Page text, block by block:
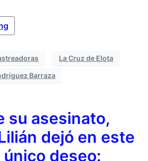
La Cruz de Elota
Barraza
su asesinato,
dejó en este
deseo: